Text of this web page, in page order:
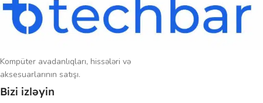
Kompüter avadanlıqları, hissələri və
aksesuarlarının satışı.
Bizi izləyin